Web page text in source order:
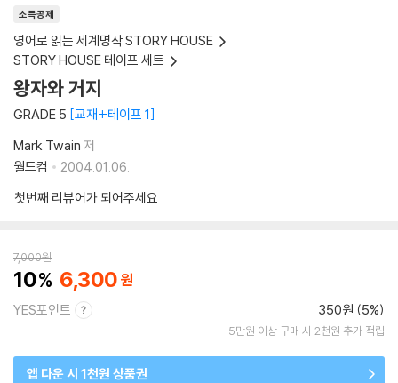
소득공제
영어로 읽는 세계명작 STORY HOUSE
STORY HOUSE 테이프 세트
왕자와 거지
GRADE 5 교재+테이프 1
Mark Twain 저
월드컴
2004.01.06.
첫번째 리뷰어가 되어주세요
7,000원
10 6,300
YES포인트 350원 (5%)
5만원 이상 구매 시 2천원 추가 적립
앱 다운 시 1천원 상품권